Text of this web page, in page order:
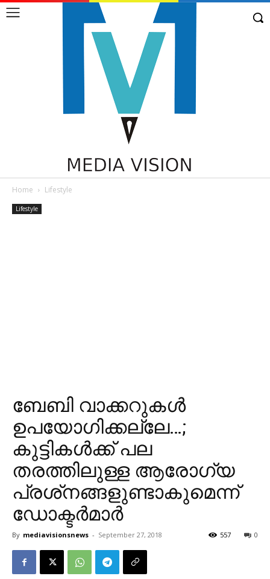
Home Lifestyle
Lifestyle
ബേബി വാക്കറുകള്‍
ഉപയോഗിക്കല്ലേ…;
കുട്ടികള്‍ക്ക് പല
തരത്തിലുള്ള ആരോഗ്യ
പ്രശ്‌നങ്ങളുണ്ടാകുമെന്ന്
ഡോക്ടര്‍മാര്‍
By mediavisionsnews - September 27, 2018 0
557